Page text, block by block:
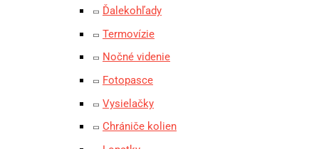
Ďalekohľady
Termovízie
Nočné videnie
Fotopasce
Vysielačky
Chrániče kolien